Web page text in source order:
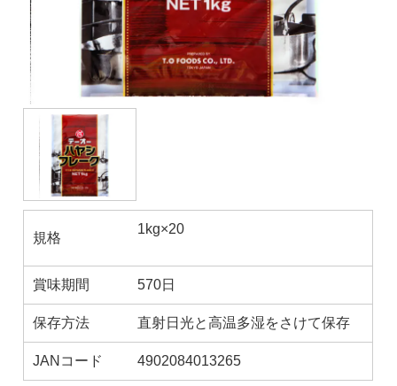
規格
1kg×20
賞味期間 570日
保存方法 直射日光と高温多湿をさけて保存
JANコード 4902084013265